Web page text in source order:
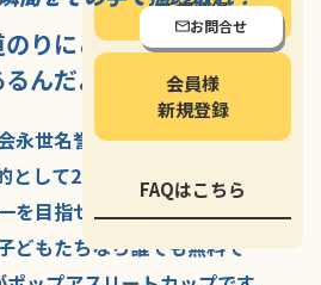
お問合せ
新規登録
会員様
新規登録
FAQはこちら
りにこそ大きな意味が
んだよ」
永世名誉会長を務める、野球の
として2007年に
を目指せる唯一の野球大会。
どもたちなら誰でも無料で